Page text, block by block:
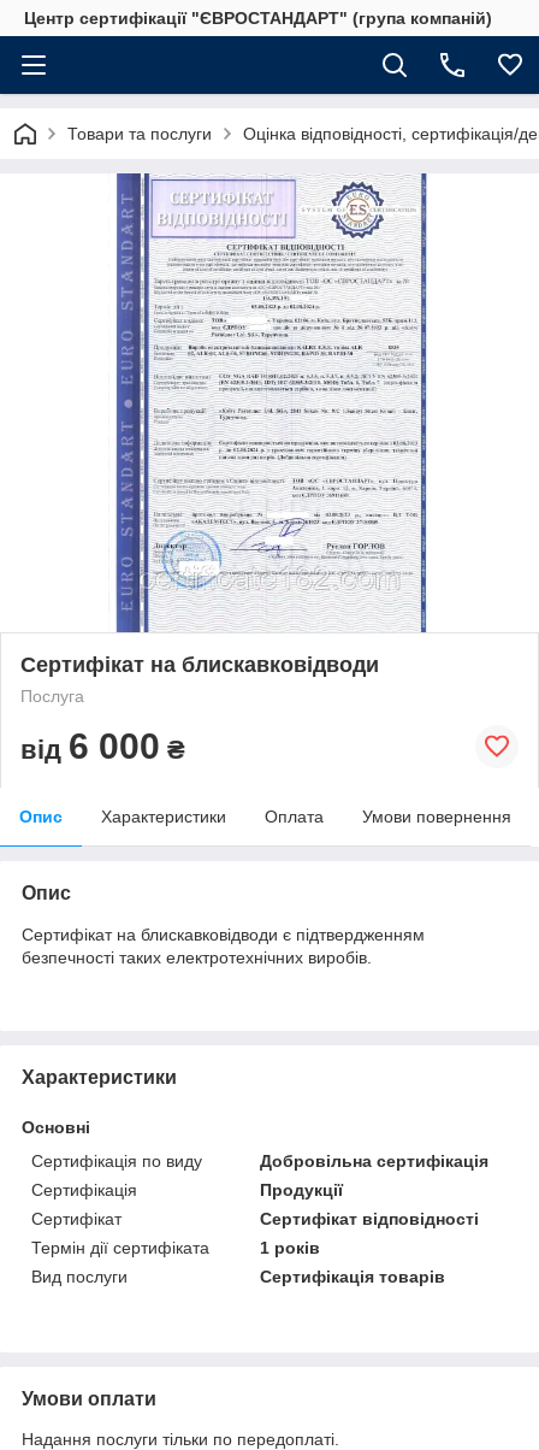
Центр сертифікації "ЄВРОСТАНДАРТ" (група компаній)
Товари та послуги Оцінка відповідності, сертифікація/
Сертифікат на блискавковідводи
Послуга
від 6 000 ₴
Опис Характеристики Оплата Умови повернення
Опис
Сертифікат на блискавковідводи є підтвердженням
безпечності таких електротехнічних виробів.
Характеристики
Основні
Сертифікація по виду
Добровільна сертифікація
Сертифікація
Продукції
Сертифікат
Сертифікат відповідності
Термін дії сертифіката
1 років
Вид послуги
Сертифікація товарів
Умови оплати
Надання послуги тільки по передоплаті.